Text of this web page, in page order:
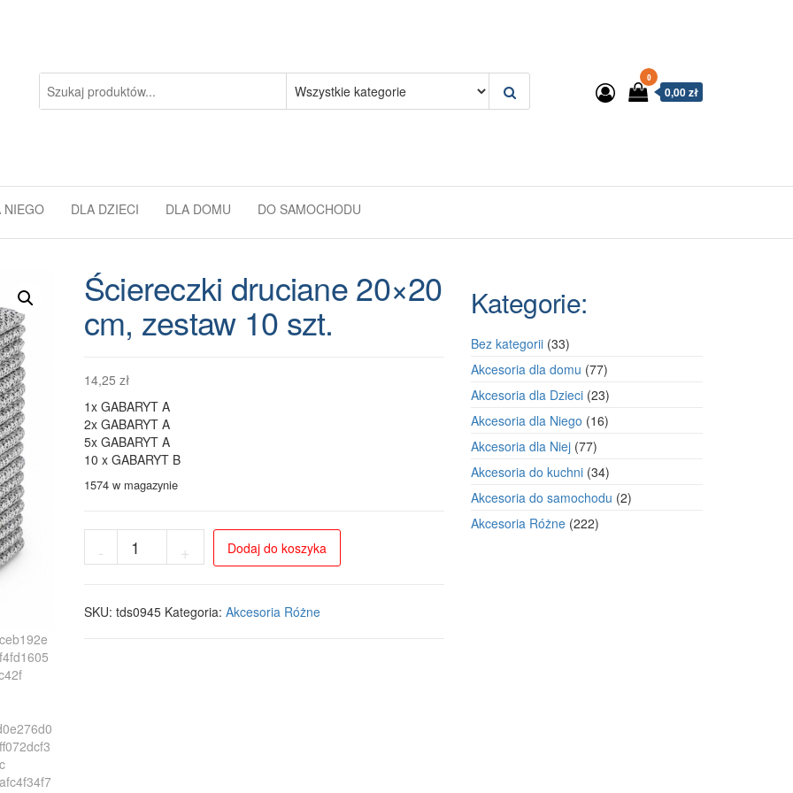
0
0,00 zł
NIEGO DLA DZIECI DLA DOMU DO SAMOCHODU
Ściereczki druciane 20×20
cm, zestaw 10 szt.
14,25 zł
1x GABARYT A
2x GABARYT A
5x GABARYT A
10 x GABARYT B
1574 w magazynie
-
Ściereczki
cm,
+ Dodaj do koszyka
SKU: tds0945 Kategoria: Akcesoria Różne
Kategorie:
Bez kategorii 3333
produkty
Akcesoria dla domu 7777
produktów
Akcesoria dla Dzieci 2323
produkty
Akcesoria dla Niego 1616
Akcesoria dla Niej 7777
produktów
Akcesoria do kuchni 3434
produkty
Akcesoria do samochodu 22
Akcesoria Różne 222222